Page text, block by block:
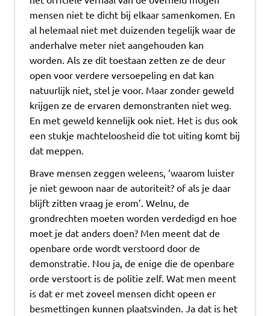
mensen niet te dicht bij elkaar samenkomen. En
al helemaal niet met duizenden tegelijk waar de
anderhalve meter niet aangehouden kan
worden. Als ze dit toestaan zetten ze de deur
open voor verdere versoepeling en dat kan
natuurlijk niet, stel je voor. Maar zonder geweld
krijgen ze de ervaren demonstranten niet weg.
En met geweld kennelijk ook niet. Het is dus ook
een stukje machteloosheid die tot uiting komt bij
dat meppen.
Brave mensen zeggen weleens, ‘waarom luister
je niet gewoon naar de autoriteit? of als je daar
blijft zitten vraag je erom’. Welnu, de
grondrechten moeten worden verdedigd en hoe
moet je dat anders doen? Men meent dat de
openbare orde wordt verstoord door de
demonstratie. Nou ja, de enige die de openbare
orde verstoort is de politie zelf. Wat men meent
is dat er met zoveel mensen dicht opeen er
besmettingen kunnen plaatsvinden. Ja dat is het